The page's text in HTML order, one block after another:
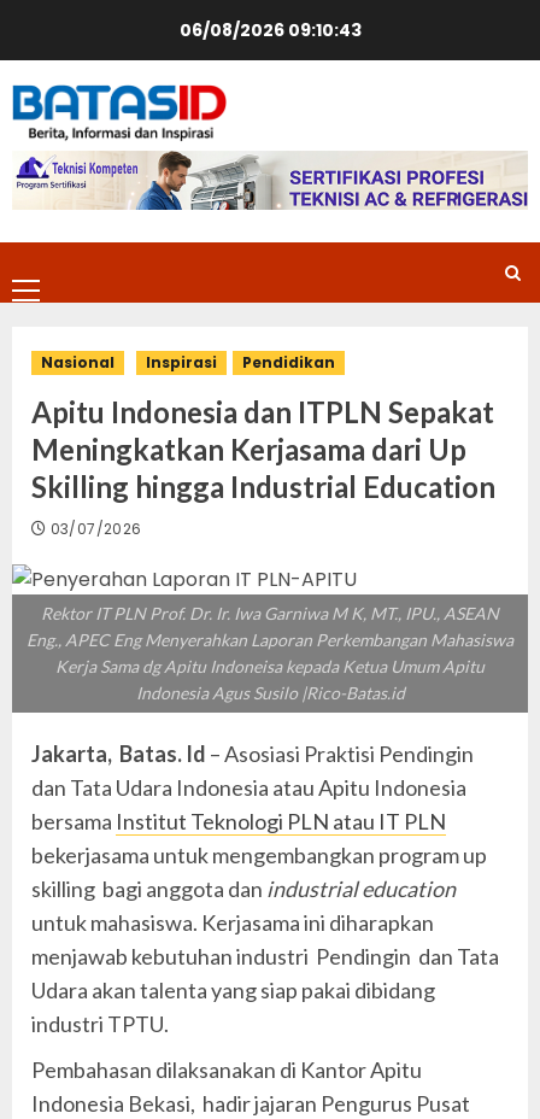
06/08/2026 09:10:44
Primary
Menu
Nasional Inspirasi Pendidikan
Apitu Indonesia dan ITPLN Sepakat
Meningkatkan Kerjasama dari Up
Skilling hingga Industrial Education
03/07/2026
Rektor IT PLN Prof. Dr. Ir. Iwa Garniwa M K, MT., IPU., ASEAN
Eng., APEC Eng Menyerahkan Laporan Perkembangan Mahasiswa
Kerja Sama dg Apitu Indoneisa kepada Ketua Umum Apitu
Indonesia Agus Susilo |Rico-Batas.id
Jakarta, Batas. Id – Asosiasi Praktisi Pendingin
dan Tata Udara Indonesia atau Apitu Indonesia
bersama Institut Teknologi PLN atau IT PLN
bekerjasama untuk mengembangkan program up
skilling bagi anggota dan industrial education
untuk mahasiswa. Kerjasama ini diharapkan
menjawab kebutuhan industri Pendingin dan Tata
Udara akan talenta yang siap pakai dibidang
industri TPTU.
Pembahasan dilaksanakan di Kantor Apitu
Indonesia Bekasi, hadir jajaran Pengurus Pusat